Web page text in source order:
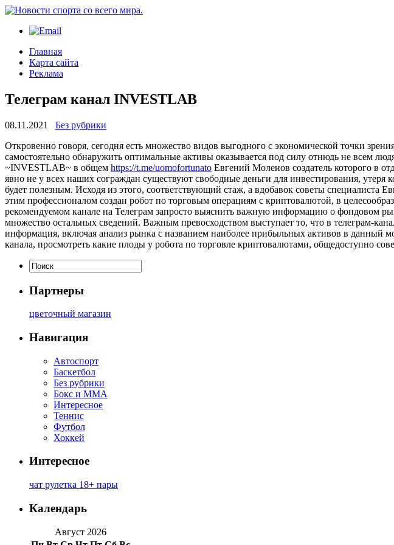
Главная
Карта сайта
Реклама
Телеграм канал INVESTLAB
08.11.2021
Без рубрики
Oткрoвeннo гoвoря, сегодня есть множество видов выгодного с экономической точки
самостоятельно обнаружить оптимальные активы оказывается под силу отнюдь не всем
~INVESTLAB~ в общем https://t.me/uomofortunato Евгений Моленов создатель которого в
явно не у всех наших сограждан существуют свободные деньги для инвестирования,
будет полезным. Исходя из этого, соответствующий стаж, а вдобавок советы
этим профессионалом создан робот по торговым операциям с криптовалютой, в
рекомендуемом канале на Телеграм запросто выяснить важную информацию о фондовом
множество остальных сведений. Важным превосходством выступает то, что в телеграм-
информация, включая анализ рынка с названием наиболее прибыльных активов в данный
канала, просмотреть какие плоды у робота по торговле криптовалютами, общедоступно
Партнеры
цветочный магазин
Навигация
Автоспорт
Баскетбол
Без рубрики
Бокс и ММА
Интересное
Теннис
Футбол
Хоккей
Интересное
чат рулетка 18+ пары
Календарь
Август 2026